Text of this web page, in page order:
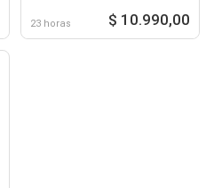
23 horas $ 10.990,00